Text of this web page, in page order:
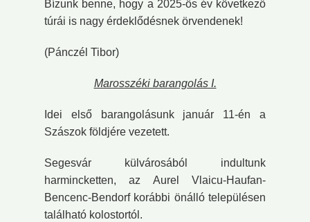
Bízunk benne, hogy a 2025-ös év következő
túrái is nagy érdeklődésnek örvendenek!
(Pánczél Tibor)
Marosszéki barangolás I.
Idei első barangolásunk január 11-én a
Szászok földjére vezetett.
Segesvár külvárosából indultunk
harmincketten, az Aurel Vlaicu-Haufan-
Bencenc-Bendorf korábbi önálló településen
található kolostortól.